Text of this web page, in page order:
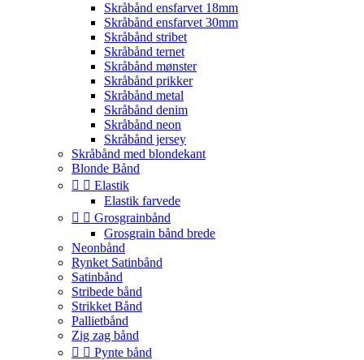
Skråbånd ensfarvet 18mm
Skråbånd ensfarvet 30mm
Skråbånd stribet
Skråbånd ternet
Skråbånd mønster
Skråbånd prikker
Skråbånd metal
Skråbånd denim
Skråbånd neon
Skråbånd jersey
Skråbånd med blondekant
Blonde Bånd
  Elastik
Elastik farvede
  Grosgrainbånd
Grosgrain bånd brede
Neonbånd
Rynket Satinbånd
Satinbånd
Stribede bånd
Strikket Bånd
Pallietbånd
Zig zag bånd
  Pynte bånd